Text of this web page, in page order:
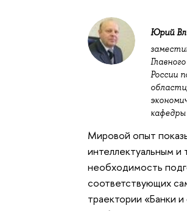
Юрий
России
кафедры
Мировой опыт
интеллектуальным
необходимость
соответствующих
траектории «Банки